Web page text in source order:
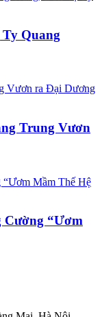
Quang
Trung Vươn
Cường “Ươm